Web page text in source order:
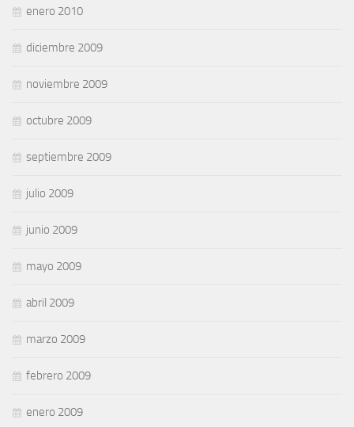
enero 2010
diciembre 2009
noviembre 2009
octubre 2009
septiembre 2009
julio 2009
junio 2009
mayo 2009
abril 2009
marzo 2009
febrero 2009
enero 2009